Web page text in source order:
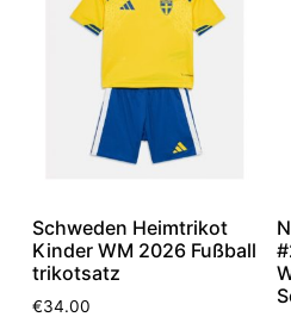
Schweden Heimtrikot
Kinder WM 2026 Fußball
trikotsatz
€34.00